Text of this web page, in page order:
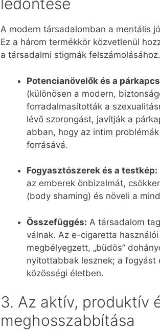
A modern társadalomban a mentális
Ez a három termékkör közvetlenül
a társadalmi stigmák felszámolásához.
Potencianövelők és a
(különösen a modern,
forradalmasították a
lévő szorongást, javítják a
abban, hogy az intim
forrásává.
Fogyasztószerek és a testkép:
az emberek önbizalmát,
(body shaming) és növeli a
Összefüggés: A társadalom
válnak. Az e-cigaretta
megbélyegzett, „büdös”
nyitottabbak lesznek; a fogyást
közösségi életben.
3. Az aktív, produktív
meghosszabbítása